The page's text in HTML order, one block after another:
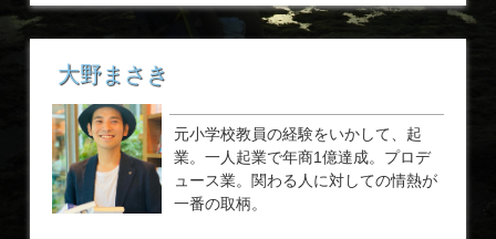
大野まさき
元小学校教員の経験をいかして、起
業。一人起業で年商1億達成。プロデ
ュース業。関わる人に対しての情熱が
一番の取柄。